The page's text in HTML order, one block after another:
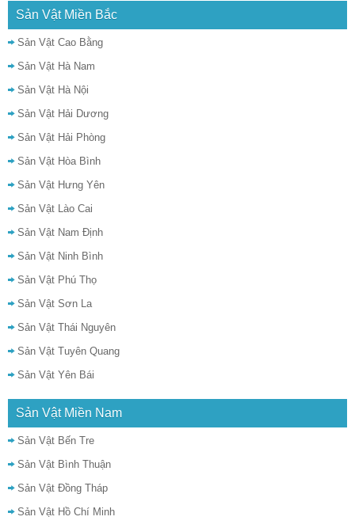
Sản Vật Miền Bắc
Sản Vật Cao Bằng
Sản Vật Hà Nam
Sản Vật Hà Nội
Sản Vật Hải Dương
Sản Vật Hải Phòng
Sản Vật Hòa Bình
Sản Vật Hưng Yên
Sản Vật Lào Cai
Sản Vật Nam Định
Sản Vật Ninh Bình
Sản Vật Phú Thọ
Sản Vật Sơn La
Sản Vật Thái Nguyên
Sản Vật Tuyên Quang
Sản Vật Yên Bái
Sản Vật Miền Nam
Sản Vật Bến Tre
Sản Vật Bình Thuận
Sản Vật Đồng Tháp
Sản Vật Hồ Chí Minh